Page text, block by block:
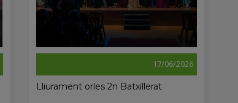
17/06/2026
Lliurament orles 2n Batxillerat